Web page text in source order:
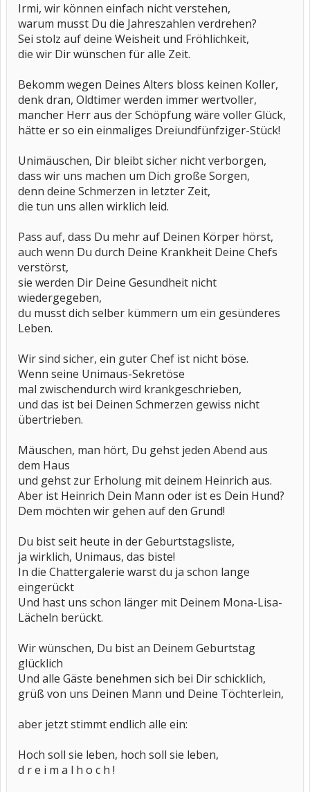
Irmi, wir können einfach nicht verstehen,
warum musst Du die Jahreszahlen verdrehen?
Sei stolz auf deine Weisheit und Fröhlichkeit,
die wir Dir wünschen für alle Zeit.
Bekomm wegen Deines Alters bloss keinen Koller,
denk dran, Oldtimer werden immer wertvoller,
mancher Herr aus der Schöpfung wäre voller Glück,
hätte er so ein einmaliges Dreiundfünfziger-Stück!
Unimäuschen, Dir bleibt sicher nicht verborgen,
dass wir uns machen um Dich große Sorgen,
denn deine Schmerzen in letzter Zeit,
die tun uns allen wirklich leid.
Pass auf, dass Du mehr auf Deinen Körper hörst,
auch wenn Du durch Deine Krankheit Deine Chefs
verstörst,
sie werden Dir Deine Gesundheit nicht
wiedergegeben,
du musst dich selber kümmern um ein gesünderes
Leben.
Wir sind sicher, ein guter Chef ist nicht böse.
Wenn seine Unimaus-Sekretöse
mal zwischendurch wird krankgeschrieben,
und das ist bei Deinen Schmerzen gewiss nicht
übertrieben.
Mäuschen, man hört, Du gehst jeden Abend aus
dem Haus
und gehst zur Erholung mit deinem Heinrich aus.
Aber ist Heinrich Dein Mann oder ist es Dein Hund?
Dem möchten wir gehen auf den Grund!
Du bist seit heute in der Geburtstagsliste,
ja wirklich, Unimaus, das biste!
In die Chattergalerie warst du ja schon lange
eingerückt
Und hast uns schon länger mit Deinem Mona-Lisa-
Lächeln berückt.
Wir wünschen, Du bist an Deinem Geburtstag
glücklich
Und alle Gäste benehmen sich bei Dir schicklich,
grüß von uns Deinen Mann und Deine Töchterlein,
aber jetzt stimmt endlich alle ein:
Hoch soll sie leben, hoch soll sie leben,
d r e i m a l h o c h !